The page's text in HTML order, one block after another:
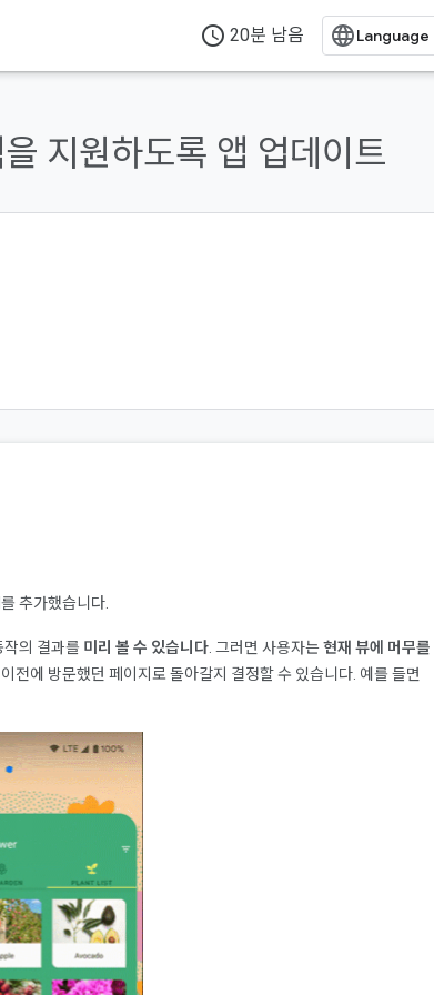
access_time 20분 남음
지원하도록 앱 업데이트
추가했습니다.
의 결과를 미리 볼 수 있습니다 . 그러면 사용자는현재 뷰에 머무를
전에 방문했던 페이지로 돌아갈지 결정할 수 있습니다. 예를 들면